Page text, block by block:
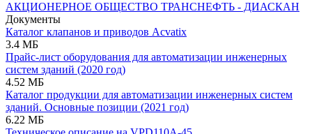
АКЦИОНЕРНОЕ ОБЩЕСТВО ТРАНСНЕФТЬ - ДИАСКАН
Документы
Каталог клапанов и приводов Acvatix
3.4 МБ
Прайс-лист оборудования для автоматизации инженерных
систем зданий (2020 год)
4.52 МБ
Каталог продукции для автоматизации инженерных систем
зданий. Основные позиции (2021 год)
6.22 МБ